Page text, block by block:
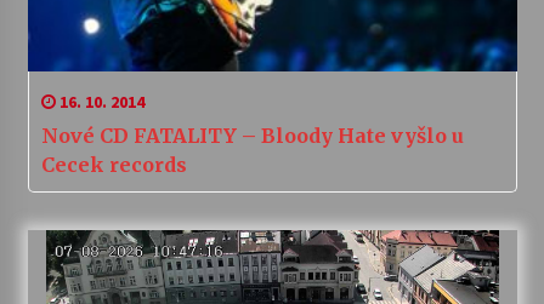
16. 10. 2014
Nové CD FATALITY – Bloody Hate vyšlo u
Cecek records